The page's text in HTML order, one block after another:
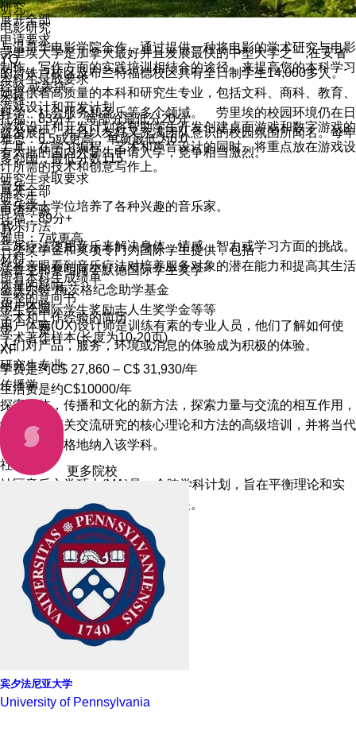
劳里埃大学是加拿大最好并且发展最快的中型大学之一,在安省
的滑铁卢校区及布兰特福德校区共有全日制学生14,000多人。
她提供着高质量的本科和研究生专业，包括文科、商科、教育、
科学、社会服务和音乐等多个领域。 劳里埃的校园环境仍在日
益发展中，并且以友好又充满团队意识的校园氛围所闻名。每年
有大批的国内外学生申请入学，竞争相当激烈。
研究。
电影研究
与温哥华电影学院合作，通过提供一种将电影的学术研究与电影
制作，写作方面的实践培训相结合的途径，来提高您的本科学习
经验 或表演。
游戏设计和开发计划
游戏设计和开发计划将帮助学生开发创建桌面游戏和数字游戏的
工具，在学习编程，艺术和声音设计的同时，将重点放在游戏设
计所需的技术和创意写作上。
音乐
音乐学士学位培养了各种兴趣的音乐家。
音乐疗法
音乐疗法使用音乐来解决身体，情感，智力或学习方面的挑战。
您将亲眼看到音乐疗法对培养服务对象的潜在能力和提高其生活
质量的影响。
用户体验
用户体验(UX)设计师是训练有素的专业人员，他们了解如何使
人们对产品，服务，环境或消息的体验成为积极的体验。
研究生专业
传播学
探索媒体，传播和文化的新方法，探索力量与交流的相互作用，
学校提供有关交流研究的核心理论和方法的高级培训，并将当代
研究主题严格地纳入该学科。
社区音乐
社区音乐文学硕士(MA)是一个跨学科计划，旨在平衡理论和实
践，促进社区音乐领导技能的发展。
展开全部
申请要求
YQ
本科生录取要求
本科：
托福：83分+，每部分最低分20分
雅思：6.5或更高，单项最低为6.0
多邻国：最低分数115
研究生录取要求
研究生：
托福：89分+
雅思：7或更高
材料：
所有本科生成绩单
完整的意向书
学术和工作经验的简历
学术著作样本(长度为10-20页)
展开全部
申请经验
JY
一些奖学金和奖项专门为国际学生提供，包括：
法鲁克和黎明阿罕默德国际学生奖学
金沃尔特·梅茨格纪念助学基金
学生会国际学生奖励志人生奖学金等等
学 费
XF
学费是约C$ 27,860 – C$ 31,930/年
生活费是约C$10000/年
更多院校
宾夕法尼亚大学
University of Pennsylvania